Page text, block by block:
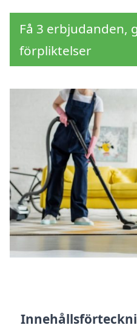
Få 3 erbjudanden,
förpliktelser